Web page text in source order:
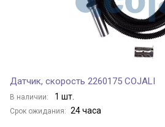
Датчик, скорость 2260175 COJALI
В наличии: 1 шт.
Срок ожидания: 24 часа